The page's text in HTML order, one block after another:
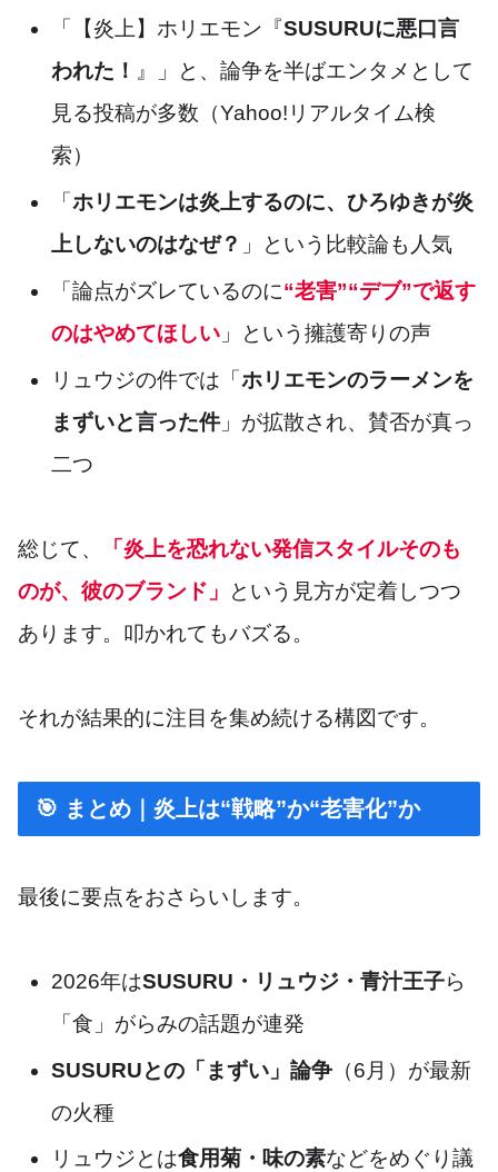
「【炎上】ホリエモン『SUSURUに悪口言
われた！ 』」と、論争を半ばエンタメとして
見る投稿が多数（Yahoo!リアルタイム検
索）
「 ホリエモンは炎上するのに、ひろゆきが炎
上しないのはなぜ？ 」という比較論も人気
「論点がズレているのに“老害”“デブ”で返す
のはやめてほしい」という擁護寄りの声
リュウジの件では「ホリエモンのラーメンを
まずいと言った件」が拡散され、賛否が真っ
二つ
総じて、
「炎上を恐れない発信スタイルそのも
のが、彼のブランド」
という見方が定着しつつ
あります。叩かれてもバズる。
それが結果的に注目を集め続ける構図です。
🎯 まとめ｜炎上は“戦略”か“老害化”か
最後に要点をおさらいします。
2026年はSUSURU・リュウジ・青汁王子ら
「食」がらみの話題が連発
SUSURUとの「まずい」論争（6月）が最新
の火種
リュウジとは食用菊・味の素などをめぐり議